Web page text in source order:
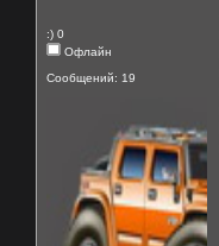
:) 0
Офлайн
Сообщений: 19